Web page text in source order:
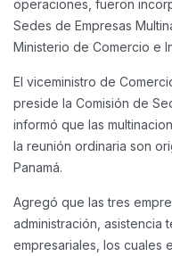
operaciones, fueron
Sedes de Empresas
Ministerio de Comercio e
El viceministro de
preside la Comisión de
informó que las
la reunión ordinaria son
Panamá.
Agregó que las tres
administración, asistencia
empresariales, los cuales